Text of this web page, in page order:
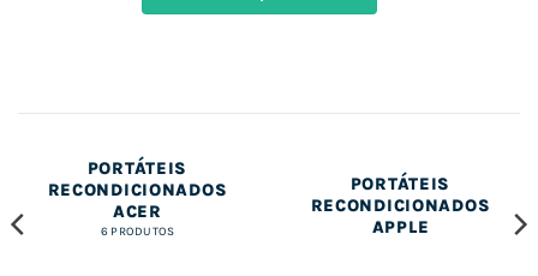
PORTÁTEIS
RECONDICIONADOS
ACER
6 PRODUTOS
PORTÁTEIS
RECONDICIONADOS
APPLE